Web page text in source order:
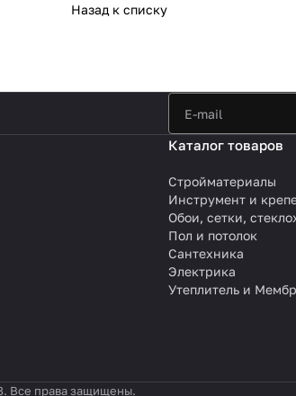
Назад к списку
Каталог товаров
Стройматериалы
Инструмент и
Обои, сетки,
Пол и потолок
Сантехника
Электрика
Утеплитель и
Все права защищены.